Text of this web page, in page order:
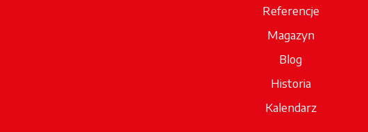
Referencje
Magazyn
Blog
Historia
Kalendarz